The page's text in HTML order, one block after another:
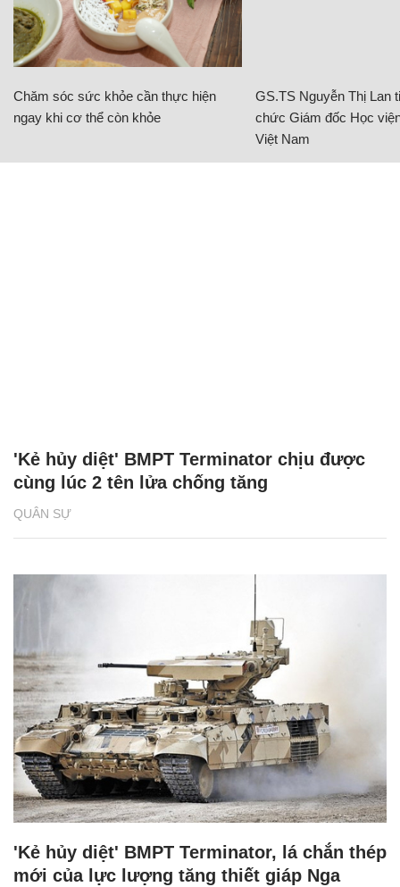
Chăm sóc sức khỏe cần thực hiện
ngay khi cơ thể còn khỏe
GS.TS Nguyễn Thị Lan
chức Giám đốc Học
Việt Nam
QUÂN SỰ
'Kẻ hủy diệt' BMPT Terminator chịu được
cùng lúc 2 tên lửa chống tăng
'Kẻ hủy diệt' BMPT Terminator, lá chắn thép
mới của lực lượng tăng thiết giáp Nga